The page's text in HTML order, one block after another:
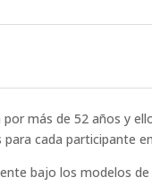
más de 52 años y
cada participante
bajo los modelos de